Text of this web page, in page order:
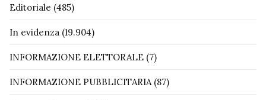
Editoriale (485)
In evidenza (19.904)
INFORMAZIONE ELETTORALE (7)
INFORMAZIONE PUBBLICITARIA(87)